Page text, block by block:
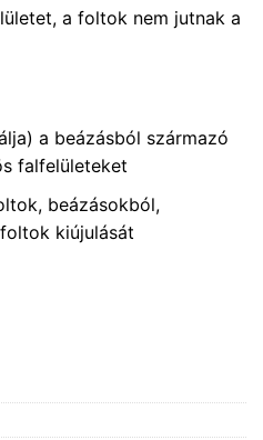
a foltok nem jutnak a
a beázásból származó
falfelületeket
beázásokból,
kiújulását